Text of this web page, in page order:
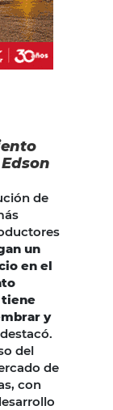
de
un
en el
tiene
y
del
de
con